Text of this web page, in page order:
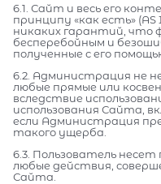
6.1. Сайт и весь его
принципу «как есть»
никаких гарантий, что
бесперебойным и
полученные с его
6.2. Администрация не
любые прямые или
вследствие
использования Сайта,
если Администрация
такого ущерба.
6.3. Пользователь
любые действия,
Сайта.